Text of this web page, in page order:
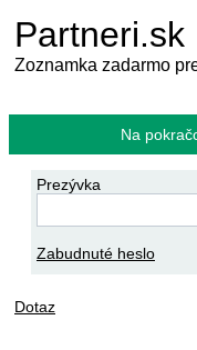
Partneri.sk
Zoznamka zadarmo
Na
Prezývka
Zabudnuté heslo
Dotaz